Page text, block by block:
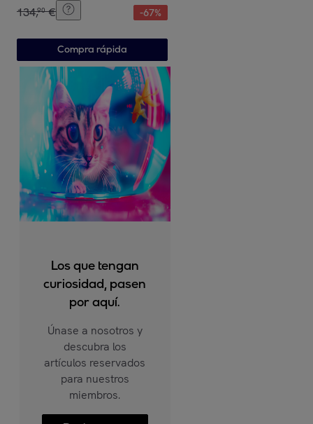
134,90 € -67%
Compra rápida
Los que tengan
curiosidad, pasen
por aquí.
Únase a nosotros y
descubra los
artículos reservados
para nuestros
miembros.